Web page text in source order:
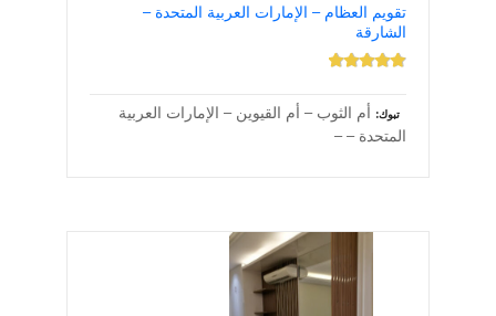
تقويم العظام – الإمارات العربية المتحدة –
الشارقة
تبوك
أم الثوب – أم القيوين – الإمارات العربية
المتحدة – –